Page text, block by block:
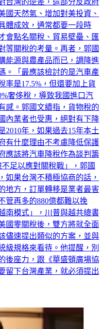
體成效，通常都要一段時
會點名關稅、貿易壁壘、匯
等關稅的考量。​再者，郭國
能源與農產品而已，調降進
。「最應該檢討的是汽車產
率是17.5%，但還要加上貨
奢侈稅，導致我國進口汽
感。​郭國文續指，貨物稅的
內業者也受惠，絕對有下降
2010年，如果過去15年本土
有什麼理由不考慮降低保護
應該將汽車降稅作為談判籌
足以應對關稅戰」，郭國
如果台灣不積極協商的話，
地方，訂單轉移是業者最害
管再多的880億都難以挽
南模式」，川普與越共總書
國零關稅後，雙方將就全面
儘速提出類似的方案，並與
級規格來看待。他提醒，別
後座力，跟《華盛頓廣場協
留下台灣產業，就必須提出